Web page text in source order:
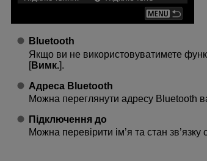
Bluetooth
Якщо ви не використовуватимете
[Вимк.].
Адреса Bluetooth
Можна переглянути адресу Bluetooth
Підключення до
Можна перевірити ім’я та стан